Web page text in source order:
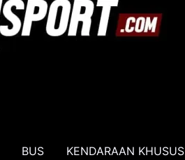
BUS KENDARAAN KHUSUS